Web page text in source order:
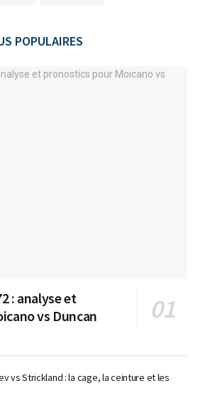
POPULAIRES
: analyse et
vs Duncan
vs Strickland : la cage, la ceinture et les